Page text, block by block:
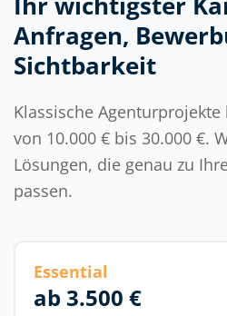
Anfragen,
Sichtbarkeit
Klassische
von 10.000 € bis 30.000 €.
Lösungen, die genau zu
passen.
Essential
ab 3.500 €